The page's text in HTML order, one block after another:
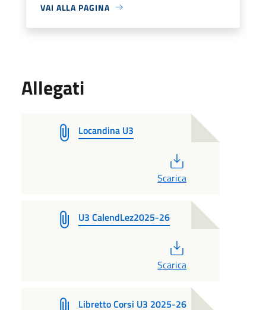
VAI ALLA PAGINA
Allegati
Locandina U3
Scarica
U3 CalendLez2025-26
Scarica
Libretto Corsi U3 2025-26